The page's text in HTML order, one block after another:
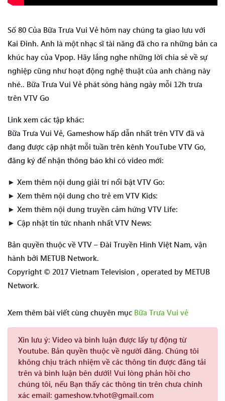
Số 80 Của Bữa Trưa Vui Vẻ hôm nay chúng ta giao lưu với
Kai Đinh. Anh là một nhạc sĩ tài năng đã cho ra những bản ca
khúc hay của Vpop. Hãy lắng nghe những lời chia sẻ về sự
nghiệp cũng như hoạt động nghệ thuật của anh chàng này
nhé.. Bữa Trưa Vui Vẻ phát sóng hàng ngày mỗi 12h trưa
trên VTV Go
Link xem các tập khác:
Bữa Trưa Vui Vẻ, Gameshow hấp dẫn nhất trên VTV đã và
đang được cập nhật mỗi tuần trên kênh YouTube VTV Go,
đăng ký để nhận thông báo khi có video mới:
► Xem thêm nội dung giải trí nổi bật VTV Go:
► Xem thêm nội dung cho trẻ em VTV Kids:
► Xem thêm nội dung truyền cảm hứng VTV Life:
► Cập nhật tin tức nhanh nhất VTV News:
Bản quyền thuộc về VTV – Đài Truyền Hình Việt Nam, vận
hành bởi METUB Network.
Copyright © 2017 Vietnam Television , operated by METUB
Network.
Xem thêm bài viết cùng chuyên mục Bữa Trưa Vui vẻ
Xin lưu ý: Video và bình luận được lấy tự động từ
Youtube. Bản quyền thuộc về người đăng. Chúng tôi
không chịu trách nhiệm về các thông tin được đăng tải
trên và bình luận bên dưới! Vui lòng phản hồi cho
chúng tôi, nếu Bạn thấy các thông tin trên chưa chính
xác email: gameshow.tvhot@gmail.com